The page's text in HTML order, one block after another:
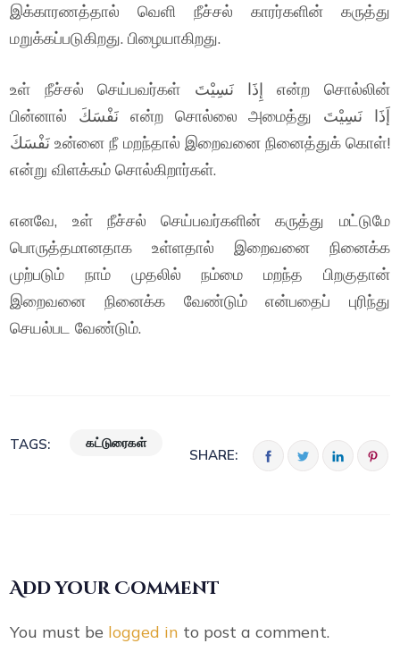
இக்காரணத்தால் வெளி நீச்சல் காரர்களின் கருத்து
மறுக்கப்படுகிறது. பிழையாகிறது.
உள் நீச்சல் செய்பவர்கள் إِذَا نَسِيْتَ என்ற சொல்லின்
பின்னால் نَفْسَكَ என்ற சொல்லை அமைத்து إَذَا نَسِيْتَ
نَفْسَكَ உன்னை நீ மறந்தால் இறைவனை நினைத்துக் கொள்!
என்று விளக்கம் சொல்கிறார்கள்.
எனவே, உள் நீச்சல் செய்பவர்களின் கருத்து மட்டுமே
பொருத்தமானதாக உள்ளதால் இறைவனை நினைக்க
முற்படும் நாம் முதலில் நம்மை மறந்த பிறகுதான்
இறைவனை நினைக்க வேண்டும் என்பதைப் புரிந்து
செயல்பட வேண்டும்.
TAGS: கட்டுரைகள்
SHARE:
Add your Comment
You must be logged in to post a comment.